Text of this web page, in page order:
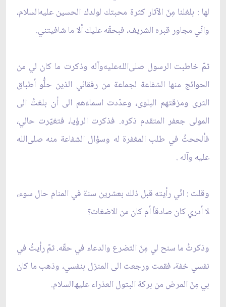
لها : بلغلنا مِنَ الآثار كثرة محبتك لولدك الحسين عليه‌السلام،
وانّي مجاور قبره الشريف، فبحقّه عليك ألا ما شافيتني.
ثمّ خاطبت الرسول صلى‌الله‌عليه‌وآله وذكرت ما كان لي من
الحوائج منها الشفاعة لجماعة من رفقائي الذين حلُّو أطباق
الثرى ومزقتهم البلوى، وعدّدت اسماءَهم الى أن بلغتُ الى
المولى جعفر المتقدم ذكره. فذكرت الرؤيا، فتغيّرت حالي،
فألححتُ في طلب المغفرة له وسؤال الشفاعة منه صلى‌الله‌
عليه ‌وآله .
وقلت : انّي رأيته قبل ذلك بعشرين سنة في المنام حال سوء،
لا أدري كان صادقاً أم كان من الاضغاث؟
وذكرتُ ما سنح لي مِنَ التضرع والدعاء في حقّه. ثمّ رأيتُ في
نفسي خفة، فقمت ورجعت الى المنزل بنفسي، وذهب ما كان
بي مِنَ المرض من بركة البتول العذراء عليها‌السلام.